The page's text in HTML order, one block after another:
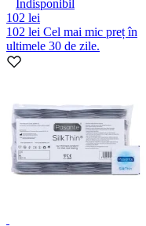
Indisponibil
102 lei
102 lei Cel mai mic preț în
ultimele 30 de zile.